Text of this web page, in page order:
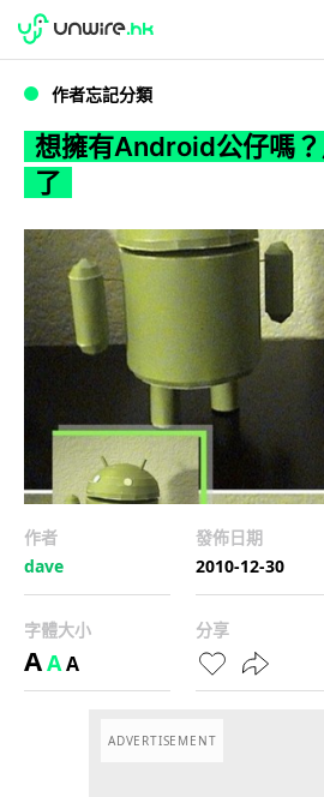
想擁有Android公仔嗎
WWDC 2026
作者忘記分類
想擁有Android公仔嗎
了
作者
dave
發佈日期
2010-12-30
字體大小
AAA
分享
ADVERTISEMENT